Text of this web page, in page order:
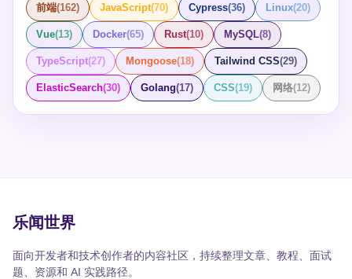
前端(162) JavaScript(70) Cypress(36) Linux(20)
Vue(13) Docker(65) Rust(10) MySQL(8)
TypeScript(27) Mongoose(18) Tailwind CSS(29)
ElasticSearch(30) Golang(17) CSS(19) 网络(12)
乐闻世界
面向开发者和技术创作者的内容社区，持续整理文章、教程、面试
题、资源和 AI 实践路径。